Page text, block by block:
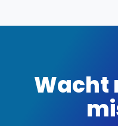
Wacht